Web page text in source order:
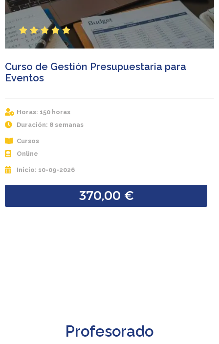
S
t
a
r
S
t
a
r
S
t
a
r
S
t
r
S
t
a
r
Curso de Gestión Presupuestaria para
Eventos
Horas: 150 horas
Duración: 8 semanas
Cursos
Online
Inicio: 10-09-2026
370,00 €
Profesorado